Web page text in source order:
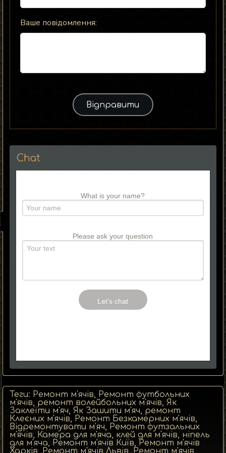
Ваше повідомлення:
Chat
What is your name?
Please ask your question
Теги: Ремонт м'ячів, Ремонт футбольних
м'ячів, ремонт волейбольних м'ячів, Як
Заклеїти м'яч, Як Зашити м'яч, ремонт
Клеєних м'ячів, Ремонт Безкамерних м'ячів,
Відремонтувати м'яч, Ремонт футзальних
м'ячів, Камера для м'яча, клей для м'ячів, ніпель
для м'яча, Ремонт м'ячів Київ, Ремонт м'ячів
Харків, Ремонт м'ячів Львів, Ремонт м'ячів